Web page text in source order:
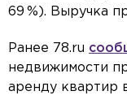
69 %). Выручка
Ранее 78.ru
недвижимости
аренду квартир